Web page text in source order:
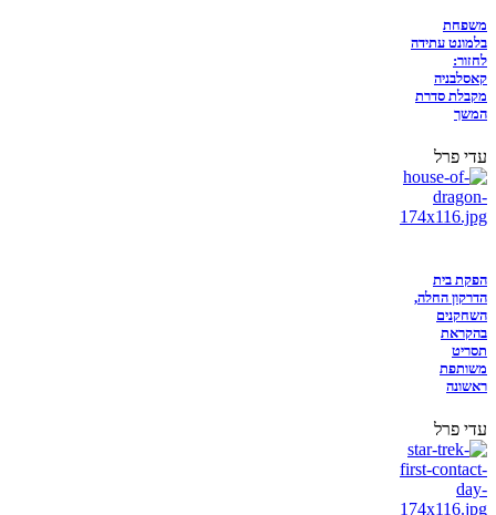
משפחת
בלמונט עתידה
לחזור:
קאסלבניה
מקבלת סדרת
המשך
עדי פרל
הפקת בית
הדרקון החלה,
השחקנים
בהקראת
תסריט
משותפת
ראשונה
עדי פרל